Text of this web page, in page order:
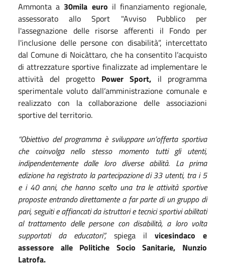
Ammonta a 30mila euro il finanziamento regionale,
assessorato allo Sport "Avviso Pubblico per
l'assegnazione delle risorse afferenti il Fondo per
l'inclusione delle persone con disabilità”, intercettato
dal Comune di Noicàttaro, che ha consentito l’acquisto
di attrezzature sportive finalizzate ad implementare le
attività del progetto Power Sport, il programma
sperimentale voluto dall’amministrazione comunale e
realizzato con la collaborazione delle associazioni
sportive del territorio.
“Obiettivo del programma è sviluppare un’offerta sportiva
che coinvolga nello stesso momento tutti gli utenti,
indipendentemente dalle loro diverse abilità. La prima
edizione ha registrato la partecipazione di 33 utenti, tra i 5
e i 40 anni, che hanno scelto una tra le attività sportive
proposte entrando direttamente a far parte di un gruppo di
pari, seguiti e affiancati da istruttori e tecnici sportivi abilitati
al trattamento delle persone con disabilità, a loro volta
supportati da educatori”, spiega il vicesindaco e
assessore alle Politiche Socio Sanitarie, Nunzio
Latrofa.